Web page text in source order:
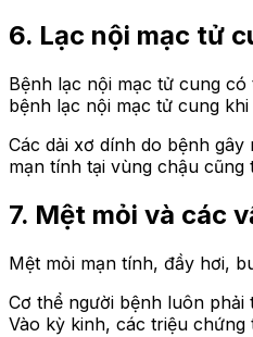
6. Lạc nội mạc tử
Bệnh lạc nội mạc tử cung
bệnh lạc nội mạc tử cung
Các dải xơ dính do bệnh
mạn tính tại vùng chậu
7. Mệt mỏi và các
Mệt mỏi mạn tính, đầy hơi,
Cơ thể người bệnh luôn phải
Vào kỳ kinh, các triệu